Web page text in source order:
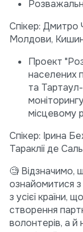
Спікер: Дмитро
Молдови,
Проект
населених
та
місцевому
Спікер: Ірина
Тараклії де
🧐 Відзначимо,
ознайомитися з
з усієї країни,
створення
волонтерів, а й